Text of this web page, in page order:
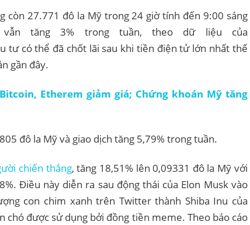
còn 27.771 đô la Mỹ trong 24 giờ tính đến 9:00 sáng
vẫn tăng 3% trong tuần, theo dữ liệu của
tư có thể đã chốt lãi sau khi tiền điện tử lớn nhất thế
gần đây.
Bitcoin, Etherem giảm giá; Chứng khoán Mỹ tăng
đô la Mỹ và giao dịch tăng 5,79% trong tuần.
chiến thắng, tăng 18,51% lên 0,09331 đô la Mỹ với
Điều này diễn ra sau động thái của Elon Musk vào
con chim xanh trên Twitter thành Shiba Inu của
chó được sử dụng bởi đồng tiền meme. Theo báo cáo